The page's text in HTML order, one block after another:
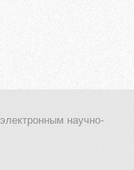
научно-